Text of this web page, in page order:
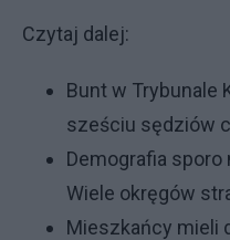
Czytaj dalej:
Bunt w Trybunale
sześciu sędziów
Demografia
Wiele okręgów
Mieszkańcy mieli